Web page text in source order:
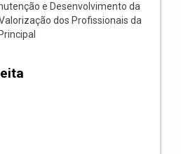
e Desenvolvimento da
dos Profissionais da